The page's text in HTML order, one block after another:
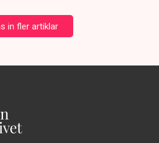
in fler artiklar